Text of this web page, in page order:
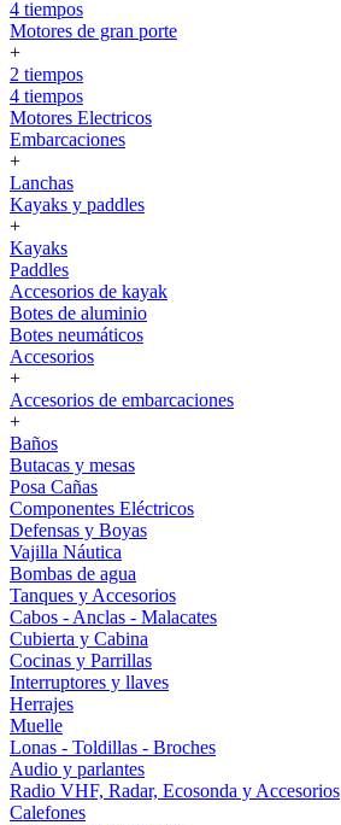
4 tiempos
Motores de gran porte
+
2 tiempos
4 tiempos
Motores Electricos
Embarcaciones
+
Lanchas
Kayaks y paddles
+
Kayaks
Paddles
Accesorios de kayak
Botes de aluminio
Botes neumáticos
Accesorios
+
Accesorios de embarcaciones
+
Baños
Butacas y mesas
Posa Cañas
Componentes Eléctricos
Defensas y Boyas
Vajilla Náutica
Bombas de agua
Tanques y Accesorios
Cabos - Anclas - Malacates
Cubierta y Cabina
Cocinas y Parrillas
Interruptores y llaves
Herrajes
Muelle
Lonas - Toldillas - Broches
Audio y parlantes
Radio VHF, Radar, Ecosonda y Accesorios
Calefones